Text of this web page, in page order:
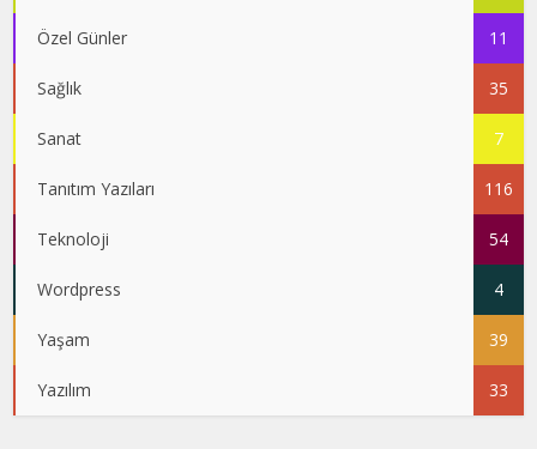
Özel Günler 11
Sağlık 35
Sanat 7
Tanıtım Yazıları 116
Teknoloji 54
Wordpress 4
Yaşam 39
Yazılım 33